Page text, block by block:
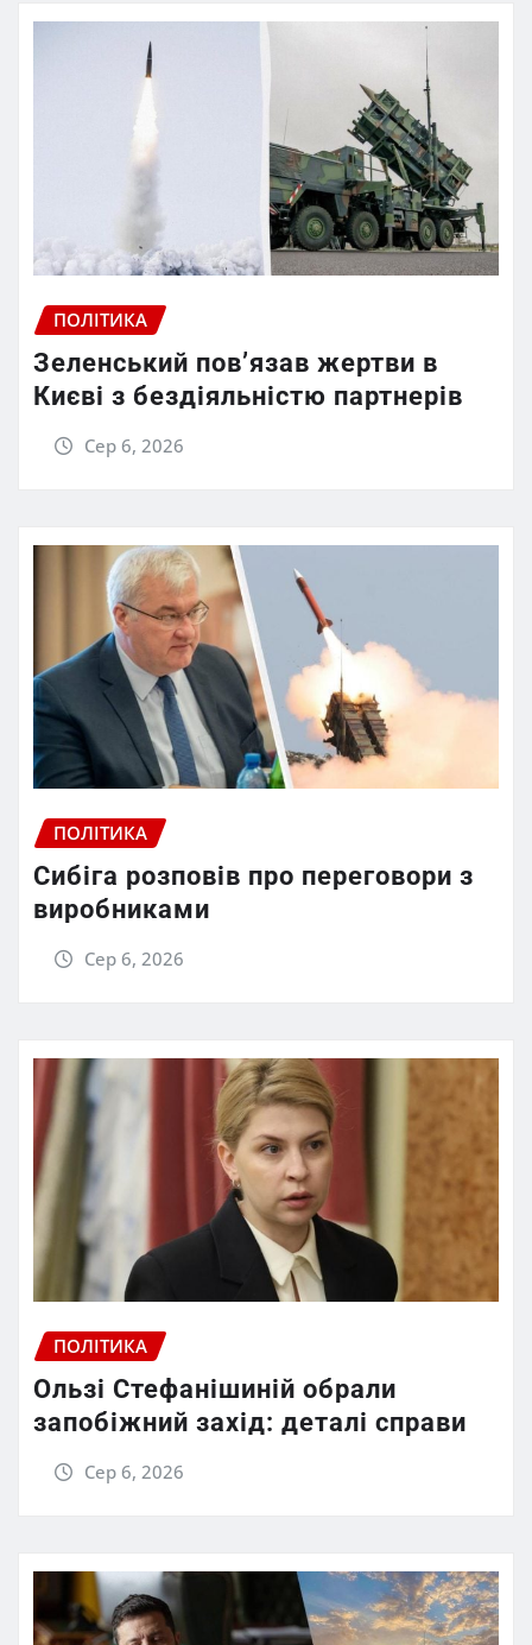
ПОЛІТИКА
Зеленський пов’язав жертви в
Києві з бездіяльністю партнерів
Сер 6, 2026
ПОЛІТИКА
Сибіга розповів про переговори з
виробниками
Сер 6, 2026
ПОЛІТИКА
Ользі Стефанішиній обрали
запобіжний захід: деталі справи
Сер 6, 2026